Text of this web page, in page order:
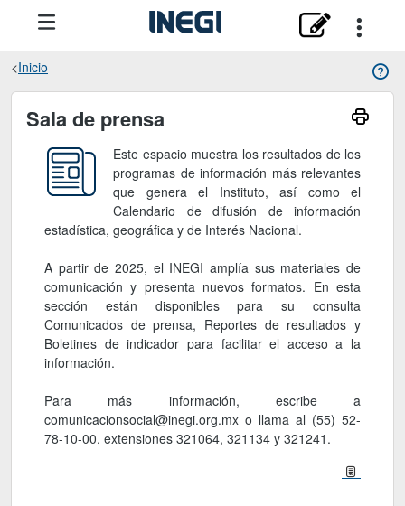
Inicio
Sala de prensa
Sala de prensa
Este espacio muestra los resultados de los
programas de información más relevantes
que genera el Instituto, así como el
Calendario de difusión de información
estadística, geográfica y de Interés Nacional.
A partir de 2025, el INEGI amplía sus materiales de
comunicación y presenta nuevos formatos. En esta
sección están disponibles para su consulta
Comunicados de prensa, Reportes de resultados y
Boletines de indicador para facilitar el acceso a la
información.
Para más información, escribe a
comunicacionsocial@inegi.org.mx o llama al (55) 52-
78-10-00, extensiones 321064, 321134 y 321241.